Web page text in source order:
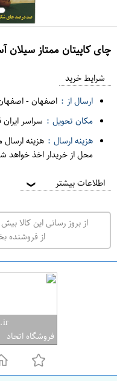
چای کاپیتان ممتاز سیلان آسام 450
شرایط خرید
ارسال از : اصفهان-
مکان تحویل : سراسر
هزینه ارسال : هزینه
محل از خریدار اخذ خواهد
اطلاعات بیشتر ❯
از بروز رسانی این کالا
از فروشنده
فروشگاه اتحاد